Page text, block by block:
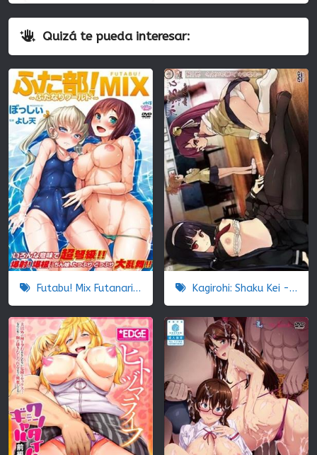
Quizá te pueda interesar:
Futabu! Mix Futanari Worl Kagirohi: Shaku Kei - Another